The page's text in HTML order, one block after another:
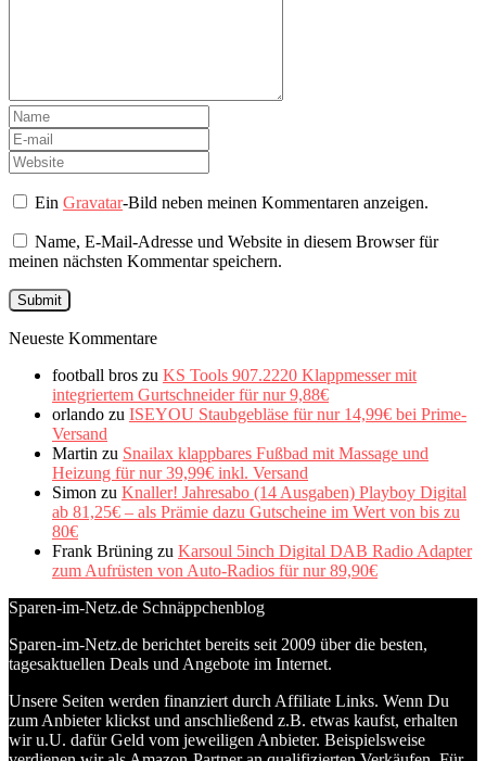
EinGravatar-Bild neben meinen Kommentaren anzeigen.
Name, E-Mail-Adresse und Website in diesem Browser für
meinen nächsten Kommentar speichern.
Neueste Kommentare
football bros zu KS Tools 907.2220 Klappmesser mit
integriertem Gurtschneider für nur 9,88€
orlando zu ISEYOU Staubgebläse für nur 14,99€ bei Prime-
Versand
Martin zu Snailax klappbares Fußbad mit Massage und
Heizung für nur 39,99€ inkl. Versand
Simon zu Knaller! Jahresabo (14 Ausgaben) Playboy Digital
ab 81,25€ – als Prämie dazu Gutscheine im Wert von bis zu
80€
Frank Brüning zu Karsoul 5inch Digital DAB Radio Adapter
zum Aufrüsten von Auto-Radios für nur 89,90€
Sparen-im-Netz.de Schnäppchenblog
Sparen-im-Netz.de berichtet bereits seit 2009 über die besten,
tagesaktuellen Deals und Angebote im Internet.
Unsere Seiten werden finanziert durch Affiliate Links. Wenn Du
zum Anbieter klickst und anschließend z.B. etwas kaufst, erhalten
wir u.U. dafür Geld vom jeweiligen Anbieter. Beispielsweise